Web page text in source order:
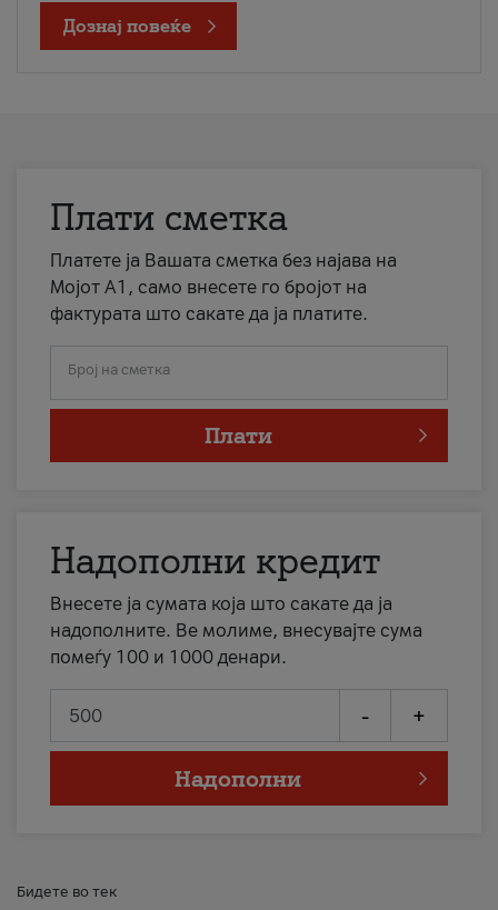
Дознај повеќе
Плати сметка
Платете ја Вашата сметка без најава на
Мојот А1, само внесете го бројот на
фактурата што сакате да ја платите.
Број на сметка
Плати
Надополни кредит
Внесете ја сумата која што сакате да ја
надополните. Ве молиме, внесувајте сума
помеѓу 100 и 1000 денари.
- +
Надополни
Бидете во тек